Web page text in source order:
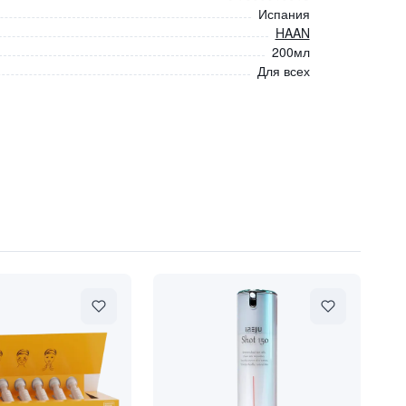
Испания
HAAN
200мл
Для всех